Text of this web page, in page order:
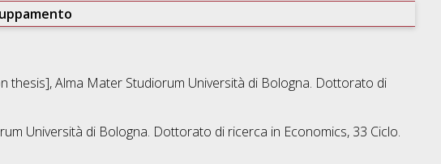
thesis], Alma Mater Studiorum Università di Bologna. Dottorato di
Università di Bologna. Dottorato di ricerca in Economics, 33 Ciclo.